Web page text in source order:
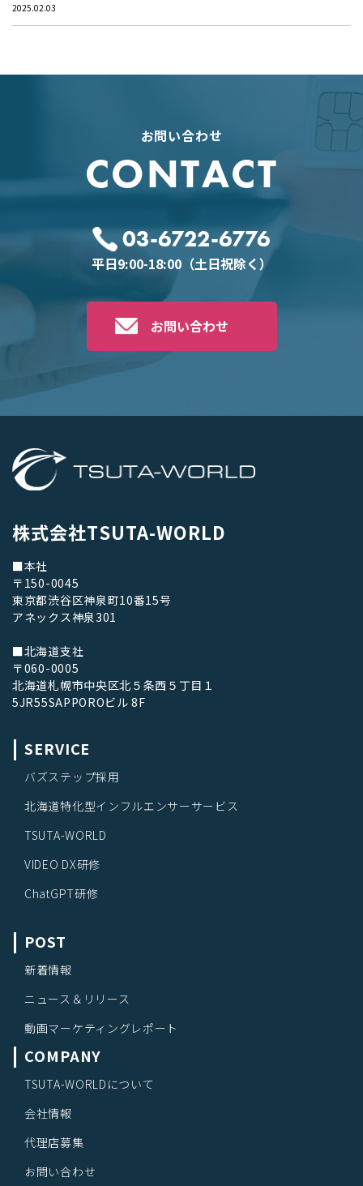
2025.02.03
お問い合わせ
CONTACT
03-6722-6776
平日9:00-18:00（土日祝除く）
お問い合わせ
株式会社TSUTA-WORLD
■本社
〒150-0045
東京都渋谷区神泉町10番15号
アネックス神泉301
■北海道支社
〒060-0005
北海道札幌市中央区北５条西５丁目１
5JR55SAPPOROビル 8F
SERVICE
バズステップ採用
北海道特化型インフルエンサーサービス
TSUTA-WORLD
VIDEO DX研修
ChatGPT研修
POST
新着情報
ニュース＆リリース
動画マーケティングレポート
COMPANY
TSUTA-WORLDについて
会社情報
代理店募集
お問い合わせ